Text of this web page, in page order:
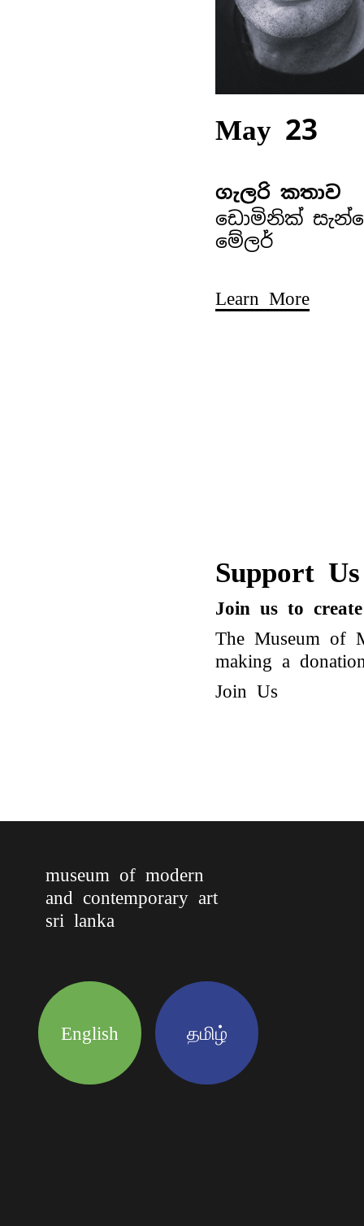
May 23
ගැලරි කතාව
ඩොමිනික්
මේලර්
Learn More
Support Us
Join us to
The Museum of
making a
Join Us
museum of modern
and contemporary art
sri lanka
English தமிழ்